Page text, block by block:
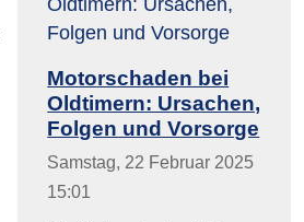
Motorschaden bei
Oldtimern: Ursachen,
Folgen und Vorsorge
Samstag, 22 Februar 2025
15:01